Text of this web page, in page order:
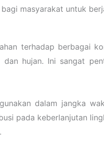
masyarakat untuk
terhadap berbagai
dan hujan. Ini sangat
dalam jangka
pada keberlanjutan